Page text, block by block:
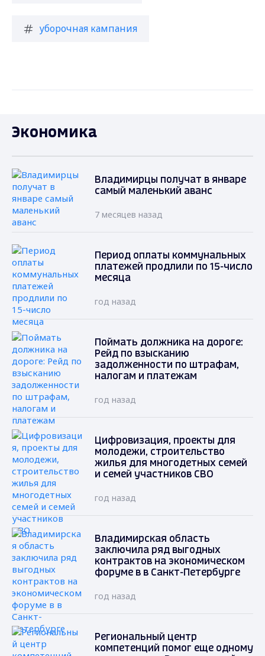
уборочная кампания
Экономика
Владимирцы получат в январе
самый маленький аванс
7 месяцев назад
Период оплаты коммунальных
платежей продлили по 15-число
месяца
год назад
Поймать должника на дороге:
Рейд по взысканию
задолженности по штрафам,
налогам и платежам
год назад
Цифровизация, проекты для
молодежи, строительство
жилья для многодетных семей
и семей участников СВО
год назад
Владимирская область
заключила ряд выгодных
контрактов на экономическом
форуме в в Санкт-Петербурге
год назад
Региональный центр
компетенций помог еще одному